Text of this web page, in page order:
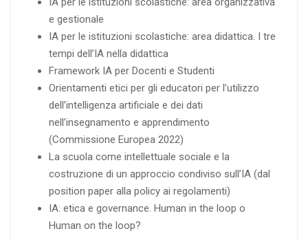
e gestionale
IA per le istituzioni scolastiche: area didattica. I tre
tempi dell’IA nella didattica
Framework IA per Docenti e Studenti
Orientamenti etici per gli educatori per l’utilizzo
dell’intelligenza artificiale e dei dati
nell’insegnamento e apprendimento
(Commissione Europea 2022)
La scuola come intellettuale sociale e la
costruzione di un approccio condiviso sull’IA (dal
position paper alla policy ai regolamenti)
IA: etica e governance. Human in the loop o
Human on the loop?